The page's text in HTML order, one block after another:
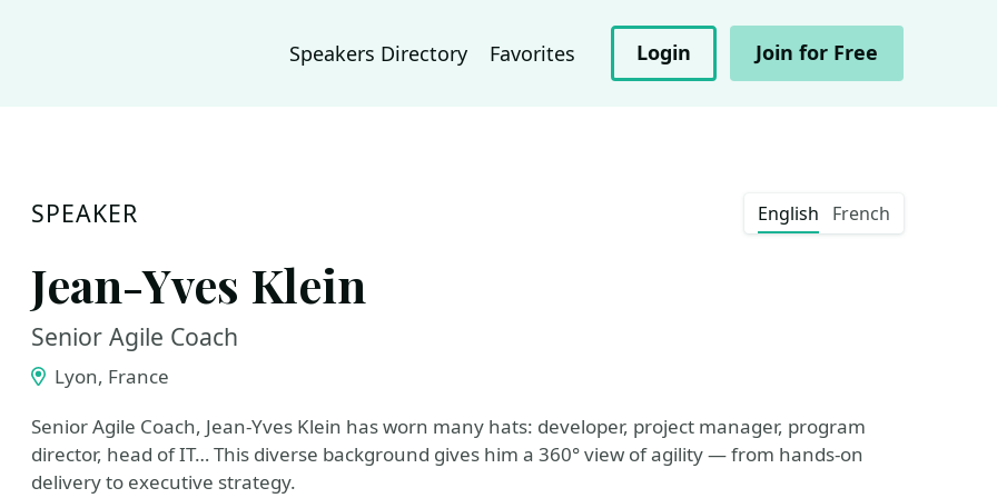
Speakers Directory Favorites Login Join for Free
SPEAKER English French
Jean-Yves Klein
Senior Agile Coach
Lyon, France
Senior Agile Coach, Jean-Yves Klein has worn many hats: developer, project manager, program
director, head of IT… This diverse background gives him a 360° view of agility — from hands-on
delivery to executive strategy.